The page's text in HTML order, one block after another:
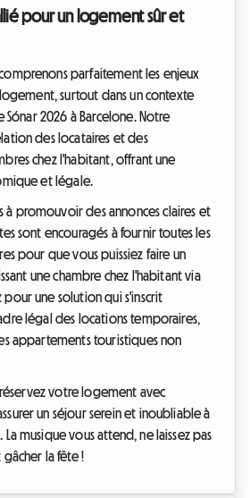
pour un logement sûr et
parfaitement les enjeux
surtout dans un contexte
Sónar 2026 à Barcelone. Notre
des locataires et des
chez l'habitant, offrant une
et légale.
à promouvoir des annonces claires et
sont encouragés à fournir toutes les
pour que vous puissiez faire un
une chambre chez l'habitant via
pour une solution qui s'inscrit
légal des locations temporaires,
appartements touristiques non
votre logement avec
un séjour serein et inoubliable à
La musique vous attend, ne laissez pas
gâcher la fête !